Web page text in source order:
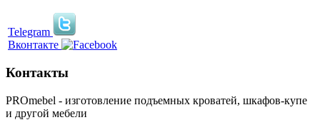
Telegram
Вконтакте
Контакты
PROmebel - изготовление подъемных кроватей, шкафов-купе
и другой мебели